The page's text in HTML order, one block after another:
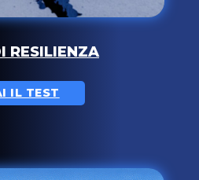
RESILIENZA
IL TEST